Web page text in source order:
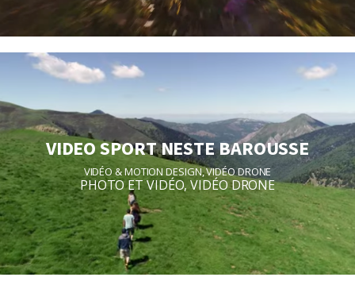
VIDEO SPORT NESTE BAROUSSE
VIDÉO & MOTION DESIGN,VIDÉO DRONE
PHOTO ET VIDÉO,VIDÉO DRONE